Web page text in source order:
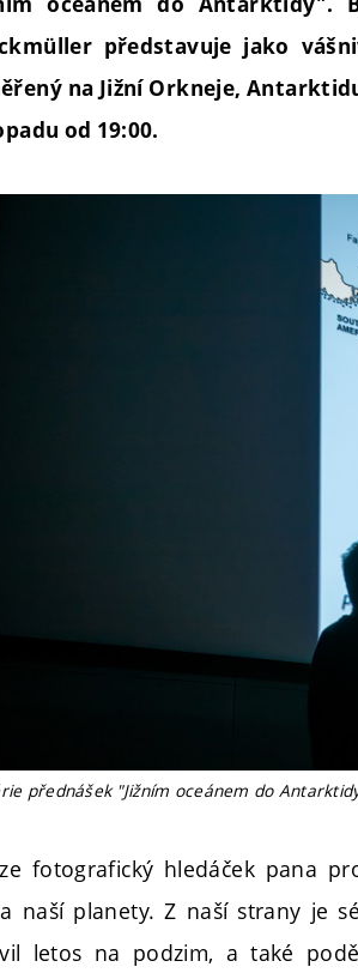
představuje jako
na Jižní Orkneje,
od 19:00.
přednášek "Jižním oceánem do
fotografický hledáček pana
naší planety. Z naší strany je
letos na podzim, a také